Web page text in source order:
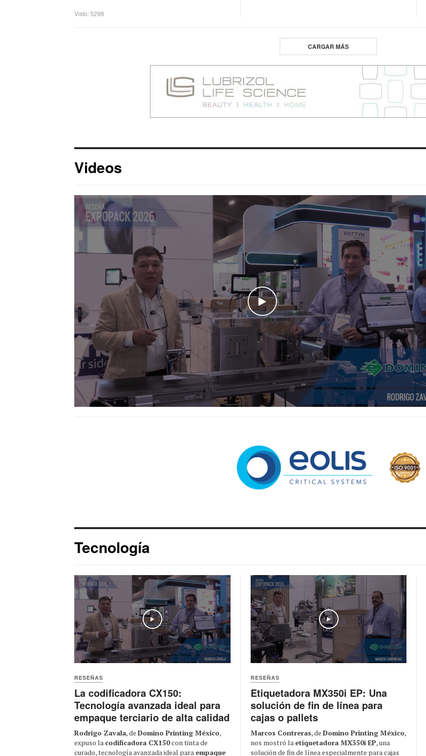
Visto: 5298
CARGAR MÁS
Videos
WATCH THE VIDEO
Tecnología
Play
RESEÑAS
La codificadora CX150:
Tecnología avanzada ideal para
empaque terciario de alta calidad
Rodrigo Zavala, de Domino Printing México,
expuso la codificadora CX150con tinta de
curado, tecnología avanzada ideal para empaque
Play
RESEÑAS
Etiquetadora MX350i EP: Una
solución de fin de línea para
cajas o pallets
Marcos Contreras, de Domino Printing México,
nos mostró la etiquetadora MX350i EP, una
solución de fin de línea especialmente para cajas